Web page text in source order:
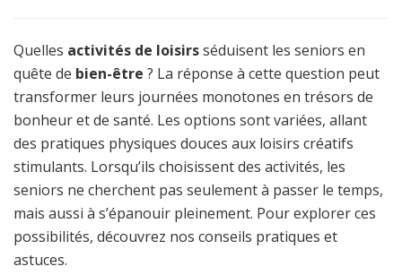
Quelles activités de loisirsséduisent les seniors en
quête de bien-être ? La réponse à cette question peut
transformer leurs journées monotones en trésors de
bonheur et de santé. Les options sont variées, allant
des pratiques physiques douces aux loisirs créatifs
stimulants. Lorsqu’ils choisissent des activités, les
seniors ne cherchent pas seulement à passer le temps,
mais aussi à s’épanouir pleinement. Pour explorer ces
possibilités, découvrez nos conseils pratiques et
astuces.